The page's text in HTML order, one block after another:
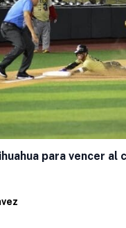
para vencer al